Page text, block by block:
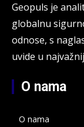
Geopuls je
globalnu
odnose, s
uvide u
O nama
O nama